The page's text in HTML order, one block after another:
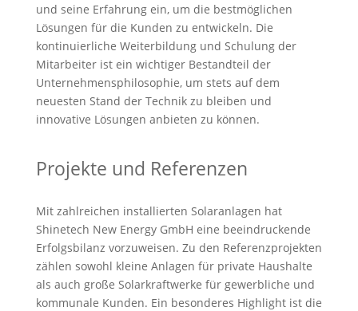
und seine Erfahrung ein, um die bestmöglichen
Lösungen für die Kunden zu entwickeln. Die
kontinuierliche Weiterbildung und Schulung der
Mitarbeiter ist ein wichtiger Bestandteil der
Unternehmensphilosophie, um stets auf dem
neuesten Stand der Technik zu bleiben und
innovative Lösungen anbieten zu können.
Projekte und Referenzen
Mit zahlreichen installierten Solaranlagen hat
Shinetech New Energy GmbH eine beeindruckende
Erfolgsbilanz vorzuweisen. Zu den Referenzprojekten
zählen sowohl kleine Anlagen für private Haushalte
als auch große Solarkraftwerke für gewerbliche und
kommunale Kunden. Ein besonderes Highlight ist die